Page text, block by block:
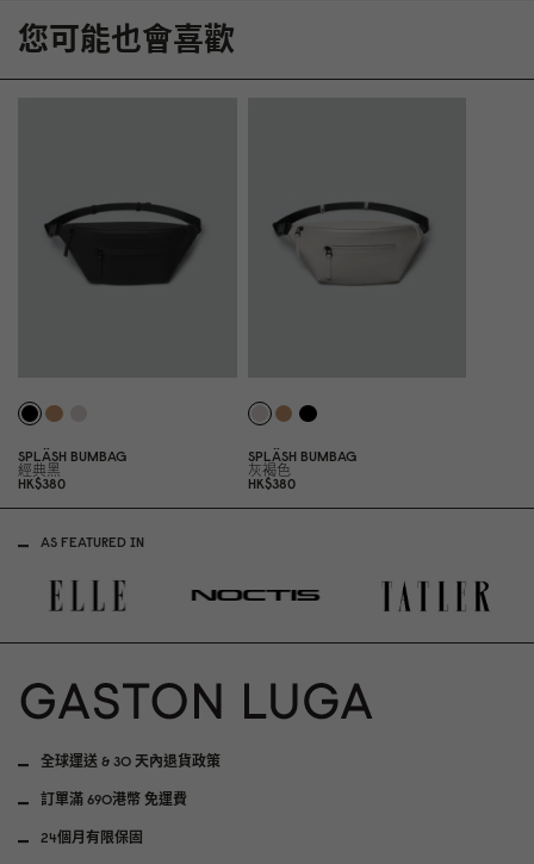
您可能也會喜歡
SPLÄSH BUMBAG
經典黑
HK$380
SPLÄSH BUMBAG
灰褐色
HK$380
AS FEATURED IN
全球運送 & 30 天內退貨政策
訂單滿 690港幣 免運費
24個月有限保固